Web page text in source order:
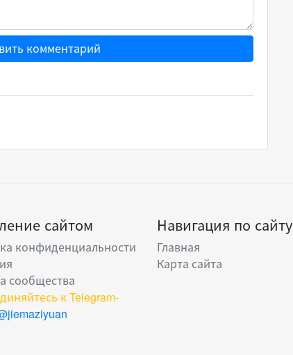
комментарий
сайтом
конфиденциальности
сообщества
к Telegram-
Навигация по сайту
Главная
Карта сайта